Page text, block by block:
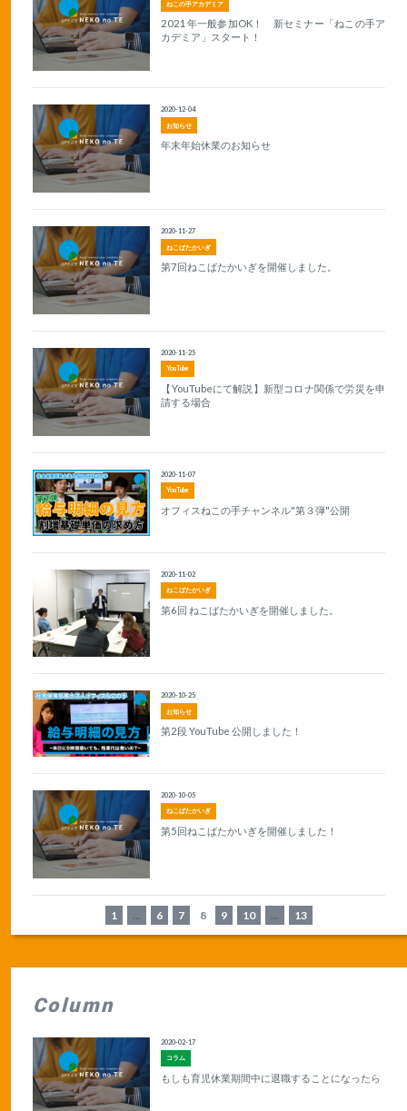
ねこの手アカデミア
2021年一般参加OK！ 新セミナー「ねこの手ア
カデミア」スタート！
お知らせ
2020-12-04
年末年始休業のお知らせ
ねこばたかいぎ
2020-11-27
第7回ねこばたかいぎを開催しました。
YouTube
2020-11-25
【YouTubeにて解説】新型コロナ関係で労災を申
請する場合
YouTube
2020-11-07
オフィスねこの手チャンネル"第３弾"公開
ねこばたかいぎ
2020-11-02
第6回 ねこばたかいぎを開催しました。
お知らせ
2020-10-25
第2段 YouTube 公開しました！
ねこばたかいぎ
2020-10-05
第5回ねこばたかいぎを開催しました！
1 ... 6 7 8 9 10 ... 13
Column
コラム
2020-02-17
もしも育児休業期間中に退職することになったら